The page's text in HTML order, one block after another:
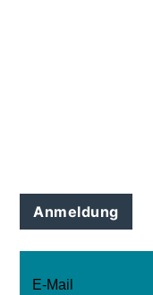
Anmeldung
E-Mail